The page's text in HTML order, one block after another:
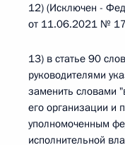
12) (Исключен -
от 11.06.2021 №
13) в статье 90
руководителями
заменить словами
его организации и
уполномоченным
исполнительной